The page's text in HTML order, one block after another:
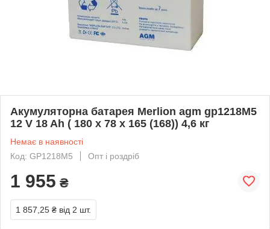
Акумуляторна батарея Merlion agm gp1218M5
12 V 18 Ah ( 180 x 78 x 165 (168)) 4,6 кг
Немає в наявності
Код: GP1218M5
Опт і роздріб
1 955 ₴
1 857,25 ₴ від 2 шт.